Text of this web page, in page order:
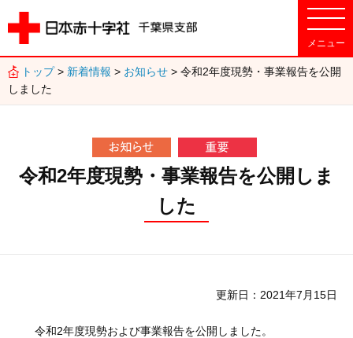
トップ> 新着情報 > お知らせ > 令和2年度現勢・事業報告を公開
しました
令和2年度現勢・事業報告を公開しま
した
更新日 2021年7月15日
令和2年度現勢および事業報告を公開しました。